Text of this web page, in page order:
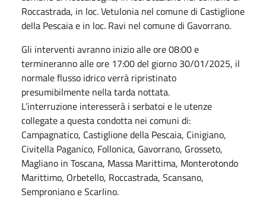
Roccastrada, in loc. Vetulonia nel comune di Castiglione
della Pescaia e in loc. Ravi nel comune di Gavorrano.
Gli interventi avranno inizio alle ore 08:00 e
termineranno alle ore 17:00 del giorno 30/01/2025, il
normale flusso idrico verrà ripristinato
presumibilmente nella tarda nottata.
L’interruzione interesserà i serbatoi e le utenze
collegate a questa condotta nei comuni di:
Campagnatico, Castiglione della Pescaia, Cinigiano,
Civitella Paganico, Follonica, Gavorrano, Grosseto,
Magliano in Toscana, Massa Marittima, Monterotondo
Marittimo, Orbetello, Roccastrada, Scansano,
Semproniano e Scarlino.